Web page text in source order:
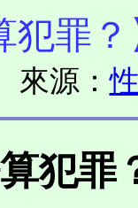
犯罪
來源：
犯罪